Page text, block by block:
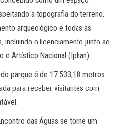
a topografia do terreno.
arqueológico e todas as
incluindo o licenciamento junto ao
e Artístico Nacional (Iphan).
parque é de 17.533,18 metros
para receber visitantes com
das Águas se torne um